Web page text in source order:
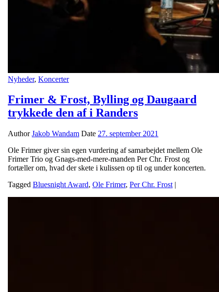
Nyheder, Koncerter
Frimer & Frost, Bylling og Daugaard
trykkede den af i Randers
AuthorJakob Wandam Date 27. september 2021
Ole Frimer giver sin egen vurdering af samarbejdet mellem Ole
Frimer Trio og Gnags-med-mere-manden Per Chr. Frost og
fortæller om, hvad der skete i kulissen op til og under koncerten.
Tagged Bluesnight Award, Ole Frimer, Per Chr. Frost |